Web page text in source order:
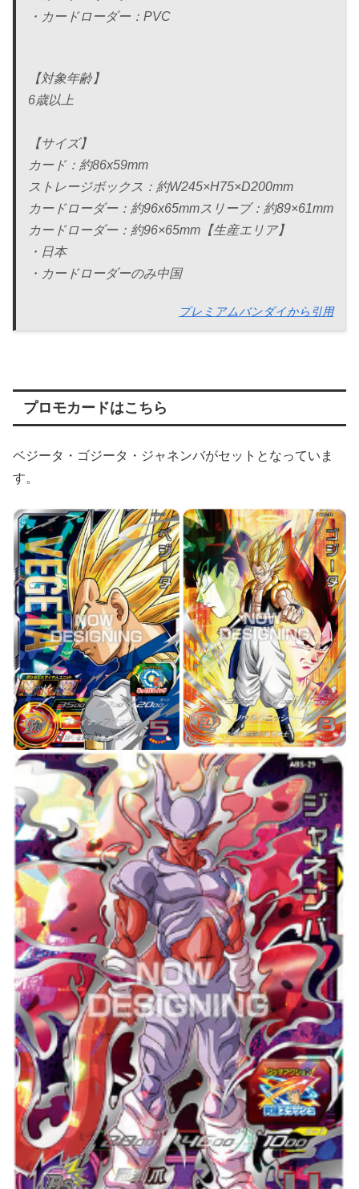
・カードローダー：PVC
【対象年齢】
6歳以上
【サイズ】
カード：約86x59mm
ストレージボックス：約W245×H75×D200mm
カードローダー：約96x65mmスリーブ：約89×61mm
カードローダー：約96×65mm【生産エリア】
・日本
・カードローダーのみ中国
プレミアムバンダイから引用
プロモカードはこちら
ベジータ・ゴジータ・ジャネンバがセットとなっていま
す。